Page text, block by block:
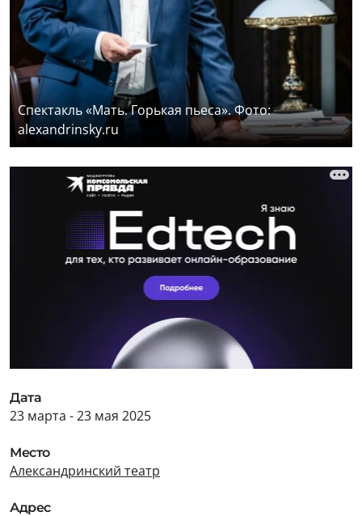
Спектакль «Мать. Горькая пьеса». Фото:
alexandrinsky.ru
Дата
23 марта - 23 мая 2025
Место
Александринский театр
Адрес